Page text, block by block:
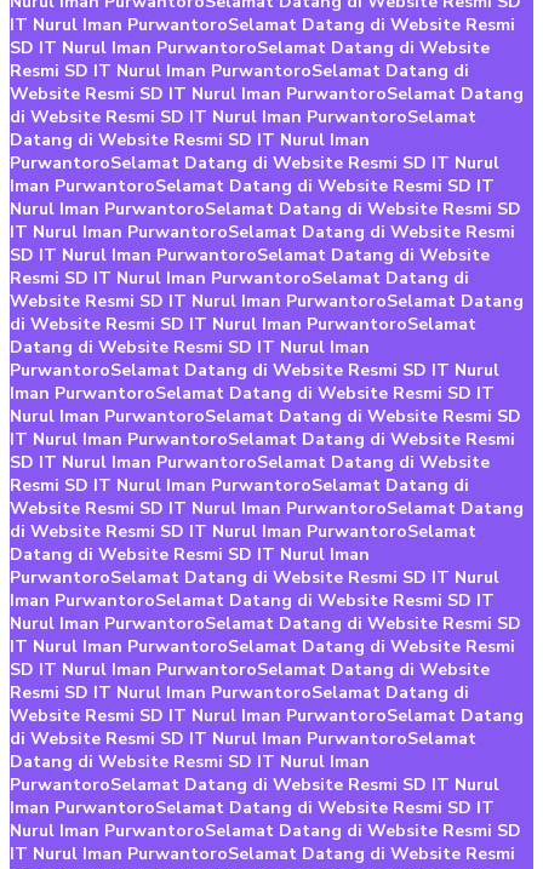
IT Nurul Iman PurwantoroSelamat Datang di Website Resmi
SD IT Nurul Iman PurwantoroSelamat Datang di Website
Resmi SD IT Nurul Iman PurwantoroSelamat Datang di
Website Resmi SD IT Nurul Iman PurwantoroSelamat Datang
di Website Resmi SD IT Nurul Iman PurwantoroSelamat
Datang di Website Resmi SD IT Nurul Iman
PurwantoroSelamat Datang di Website Resmi SD IT Nurul
Iman PurwantoroSelamat Datang di Website Resmi SD IT
Nurul Iman PurwantoroSelamat Datang di Website Resmi SD
IT Nurul Iman PurwantoroSelamat Datang di Website Resmi
SD IT Nurul Iman PurwantoroSelamat Datang di Website
Resmi SD IT Nurul Iman PurwantoroSelamat Datang di
Website Resmi SD IT Nurul Iman PurwantoroSelamat Datang
di Website Resmi SD IT Nurul Iman PurwantoroSelamat
Datang di Website Resmi SD IT Nurul Iman
PurwantoroSelamat Datang di Website Resmi SD IT Nurul
Iman PurwantoroSelamat Datang di Website Resmi SD IT
Nurul Iman PurwantoroSelamat Datang di Website Resmi SD
IT Nurul Iman PurwantoroSelamat Datang di Website Resmi
SD IT Nurul Iman PurwantoroSelamat Datang di Website
Resmi SD IT Nurul Iman PurwantoroSelamat Datang di
Website Resmi SD IT Nurul Iman PurwantoroSelamat Datang
di Website Resmi SD IT Nurul Iman PurwantoroSelamat
Datang di Website Resmi SD IT Nurul Iman
PurwantoroSelamat Datang di Website Resmi SD IT Nurul
Iman PurwantoroSelamat Datang di Website Resmi SD IT
Nurul Iman PurwantoroSelamat Datang di Website Resmi SD
IT Nurul Iman PurwantoroSelamat Datang di Website Resmi
SD IT Nurul Iman PurwantoroSelamat Datang di Website
Resmi SD IT Nurul Iman PurwantoroSelamat Datang di
Website Resmi SD IT Nurul Iman PurwantoroSelamat Datang
di Website Resmi SD IT Nurul Iman PurwantoroSelamat
Datang di Website Resmi SD IT Nurul Iman
PurwantoroSelamat Datang di Website Resmi SD IT Nurul
Iman PurwantoroSelamat Datang di Website Resmi SD IT
Nurul Iman PurwantoroSelamat Datang di Website Resmi SD
IT Nurul Iman PurwantoroSelamat Datang di Website Resmi